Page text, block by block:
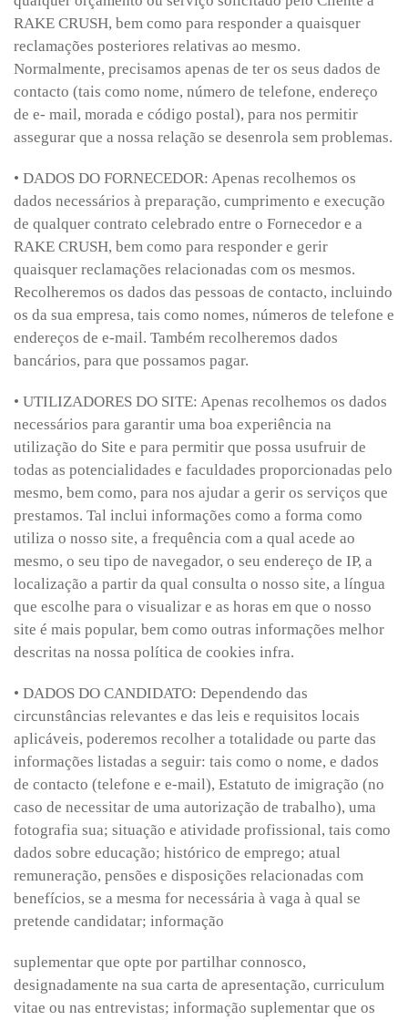
RAKE CRUSH, bem como para responder a quaisquer
reclamações posteriores relativas ao mesmo.
Normalmente, precisamos apenas de ter os seus dados de
contacto (tais como nome, número de telefone, endereço
de e- mail, morada e código postal), para nos permitir
assegurar que a nossa relação se desenrola sem problemas.
• DADOS DO FORNECEDOR: Apenas recolhemos os
dados necessários à preparação, cumprimento e execução
de qualquer contrato celebrado entre o Fornecedor e a
RAKE CRUSH, bem como para responder e gerir
quaisquer reclamações relacionadas com os mesmos.
Recolheremos os dados das pessoas de contacto, incluindo
os da sua empresa, tais como nomes, números de telefone e
endereços de e-mail. Também recolheremos dados
bancários, para que possamos pagar.
• UTILIZADORES DO SITE: Apenas recolhemos os dados
necessários para garantir uma boa experiência na
utilização do Site e para permitir que possa usufruir de
todas as potencialidades e faculdades proporcionadas pelo
mesmo, bem como, para nos ajudar a gerir os serviços que
prestamos. Tal inclui informações como a forma como
utiliza o nosso site, a frequência com a qual acede ao
mesmo, o seu tipo de navegador, o seu endereço de IP, a
localização a partir da qual consulta o nosso site, a língua
que escolhe para o visualizar e as horas em que o nosso
site é mais popular, bem como outras informações melhor
descritas na nossa política de cookies infra.
• DADOS DO CANDIDATO: Dependendo das
circunstâncias relevantes e das leis e requisitos locais
aplicáveis, poderemos recolher a totalidade ou parte das
informações listadas a seguir: tais como o nome, e dados
de contacto (telefone e e-mail), Estatuto de imigração (no
caso de necessitar de uma autorização de trabalho), uma
fotografia sua; situação e atividade profissional, tais como
dados sobre educação; histórico de emprego; atual
remuneração, pensões e disposições relacionadas com
benefícios, se a mesma for necessária à vaga à qual se
pretende candidatar; informação
suplementar que opte por partilhar connosco,
designadamente na sua carta de apresentação, curriculum
vitae ou nas entrevistas; informação suplementar que os